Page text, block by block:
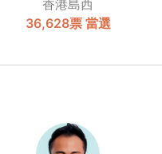
香港島西
36,628票 當選